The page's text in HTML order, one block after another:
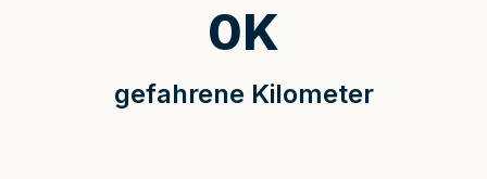
gefahrene Kilometer
0K